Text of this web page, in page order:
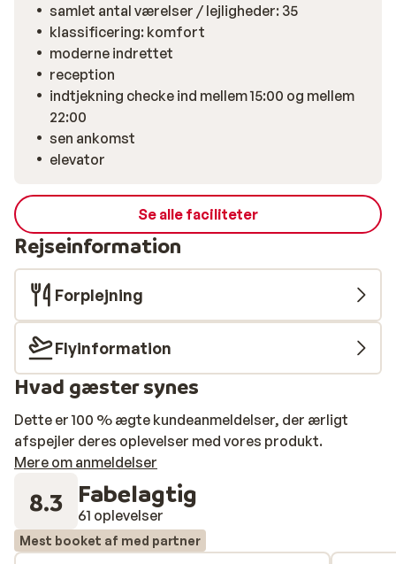
samlet antal værelser / lejligheder: 35
klassificering: komfort
moderne indrettet
reception
indtjekning checke ind mellem 15:00 og mellem
22:00
sen ankomst
elevator
Se alle faciliteter
Rejseinformation
Forplejning
Flyinformation
Hvad gæster synes
Dette er 100 % ægte kundeanmeldelser, der ærligt
afspejler deres oplevelser med vores produkt.
Mere om anmeldelser
8.3 Fabelagtig
61 oplevelser
Mest booket af med partner